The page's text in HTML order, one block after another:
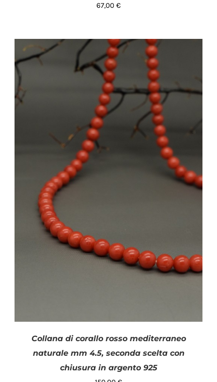
AGGIUNGI AL CARRELLO DETTAGLI
67,00 €
Collana di corallo rosso mediterraneo
naturale mm 4.5, seconda scelta con
chiusura in argento 925